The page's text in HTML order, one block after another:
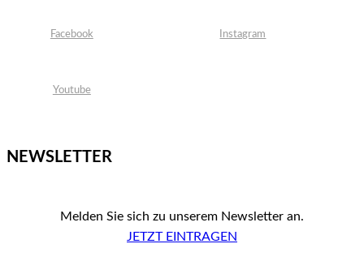
Facebook Instagram
Youtube
NEWSLETTER
Melden Sie sich zu unserem Newsletter an.
JETZT EINTRAGEN